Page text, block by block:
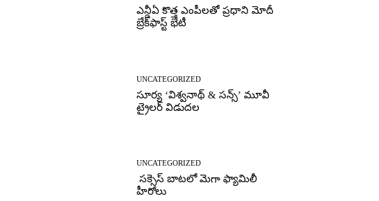
ఎన్డీఏ కొత్త ఎంపీలతో ప్రధాని మోదీ
బ్రేక్‌ఫాస్ట్ భేటీ
UNCATEGORIZED
సూర్య ‘విశ్వనాథ్ & సన్స్’ మూవీ
ట్రైలర్ విడుదల
UNCATEGORIZED
సక్సెస్ బాటలో మెగా ఫ్యామిలీ
హీరోలు